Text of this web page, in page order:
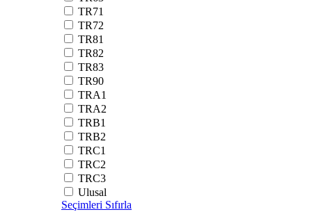
TR71
TR72
TR81
TR82
TR83
TR90
TRA1
TRA2
TRB1
TRB2
TRC1
TRC2
TRC3
Ulusal
Seçimleri Sıfırla